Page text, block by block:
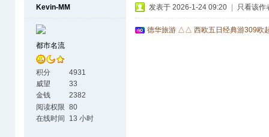
Kevin-MM
都市名流
积分
4931
威望
33
金钱
2382
阅读权限 80
在线时间
13 小时
发表于 2026-1-24 09:20 只看该作
德华旅游 △△ 西欧五日经典游309欧